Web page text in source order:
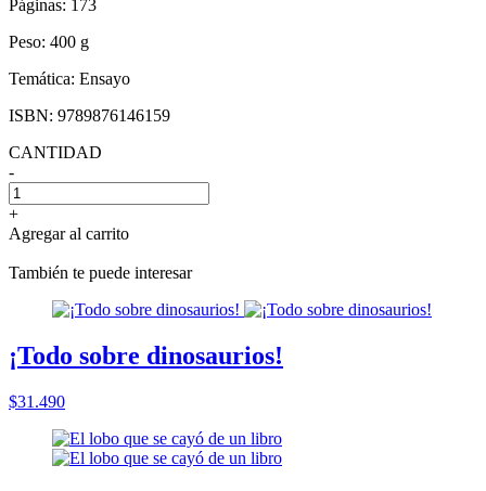
Páginas: 173
Peso: 400 g
Temática: Ensayo
ISBN: 9789876146159
CANTIDAD
-
+
Agregar al carrito
También te puede interesar
¡Todo sobre dinosaurios!
$31.490